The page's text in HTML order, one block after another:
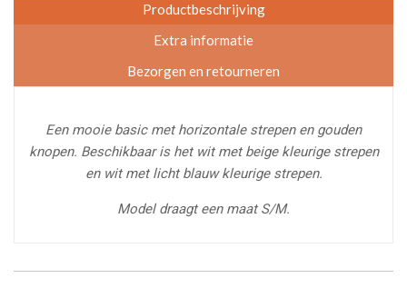
Productbeschrijving
Extra informatie
Bezorgen en retourneren
Een mooie basic met horizontale strepen en gouden
knopen. Beschikbaar is het wit met beige kleurige strepen
en wit met licht blauw kleurige strepen.
Model draagt een maat S/M.